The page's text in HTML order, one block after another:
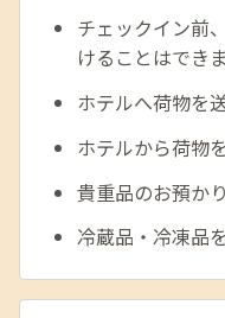
チェックイン前
けることはでき
ホテルへ荷物を
ホテルから荷物
貴重品のお預か
冷蔵品・冷凍品